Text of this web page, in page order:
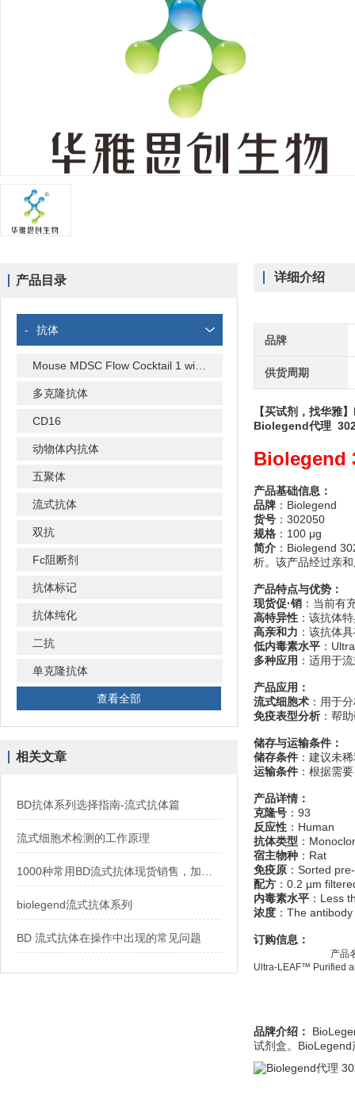
产品目录
- 抗体
多克隆抗体
CD16
动物体内抗体
五聚体
流式抗体
双抗
Fc阻断剂
抗体标记
抗体纯化
二抗
单克隆抗体
查看全部
相关文章
BD抗体系列选择指南-流式抗体篇
流式细胞术检测的工作原理
biolegend流式抗体系列
BD 流式抗体在操作中出现的常见问题
详细介绍
品牌
供货周期
【买试剂，找华
Biolegend代理
Biolegend
产品基础信息：
品牌 ：Biolegend
货号 ：302050
规格 ：100 μg
简介 ：Biolegend
析。该产品经过亲
产品特点与优势：
现货促·销 ：当前有
高特异性 ：该抗体
高亲和力 ：该抗体
低内毒素水平 ：
多种应用 ：适用于
产品应用：
流式细胞术 ：用于
免疫表型分析 ：帮
储存与运输条件：
储存条件 ：建议未
运输条件 ：根据需
产品详情：
克隆号 ：93
反应性 ：Human
抗体类型 ：
宿主物种 ：Rat
免疫原 ：Sorted
配方 ：0.2 µm
内毒素水平 ：Less
浓度 ：The
订购信息：
产品
Ultra-LEAF™ Purified
品牌介绍：
试剂盒。BioLegend